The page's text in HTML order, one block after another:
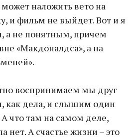
наложить вето на
и фильм не выйдет. Вот и я
а не понятным, причем
«Макдоналдса», а на
воспринимаем мы друг
как дела, и слышим один
что там на самом деле,
нет. А счастье жизни – это